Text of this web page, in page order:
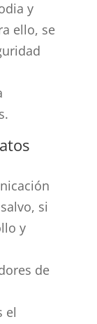
y
ello, se
si
y
de
el